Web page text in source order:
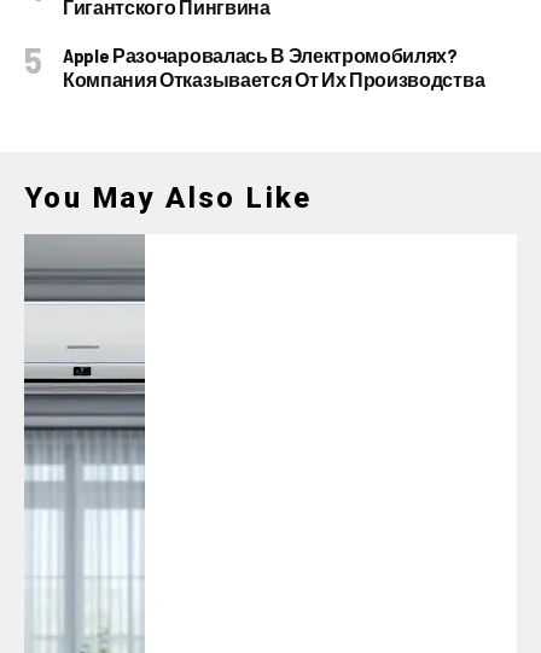
Гигантского Пингвина
Apple Разочаровалась В Электромобилях?
Компания Отказывается От Их Производства
You May Also Like